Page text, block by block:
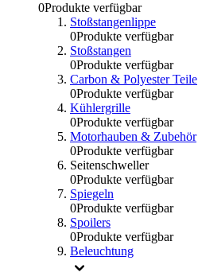
0Produkte verfügbar
Stoßstangenlippe
0Produkte verfügbar
Stoßstangen
0Produkte verfügbar
Carbon & Polyester Teile
0Produkte verfügbar
Kühlergrille
0Produkte verfügbar
Motorhauben & Zubehör
0Produkte verfügbar
Seitenschweller
0Produkte verfügbar
Spiegeln
0Produkte verfügbar
Spoilers
0Produkte verfügbar
Beleuchtung